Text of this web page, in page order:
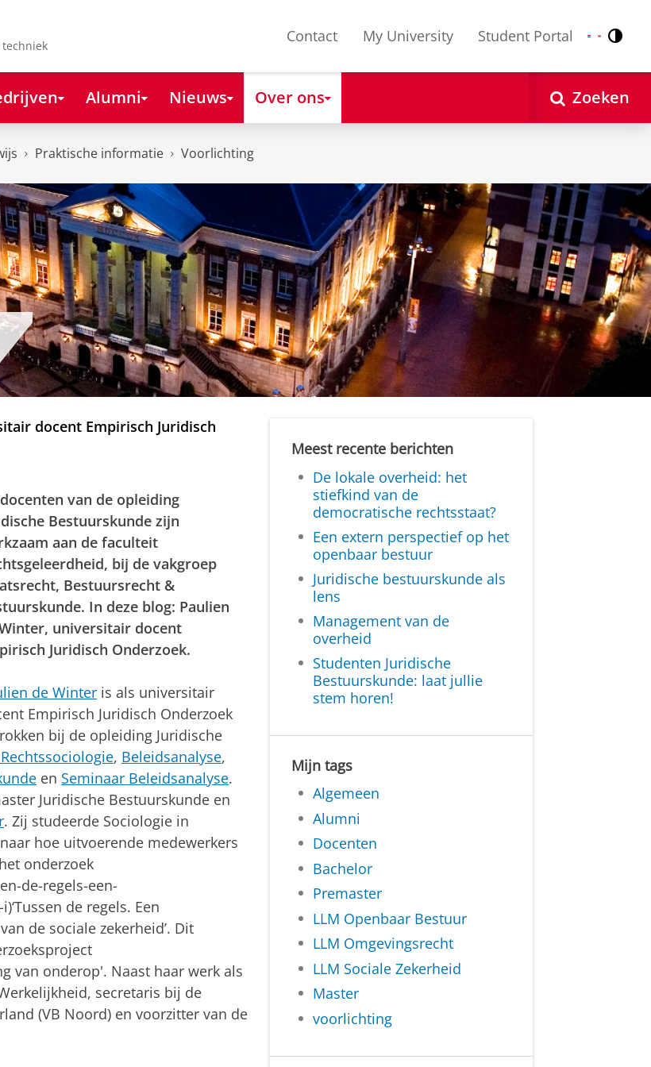
Contact My University Student Portal Nederlands
English
Alumni Nieuws Over ons Zoeken
Praktische informatie Voorlichting
docent Empirisch Juridisch
van de opleiding
Bestuurskunde zijn
aan de faculteit
bij de vakgroep
Bestuursrecht &
In deze blog: Paulien
universitair docent
Juridisch Onderzoek.
de Winter is als universitair
Empirisch Juridisch Onderzoek
bij de opleiding Juridische
, Beleidsanalyse,
en Seminaar Beleidsanalyse.
Juridische Bestuurskunde en
. Zij studeerde Sociologie in
hoe uitvoerende medewerkers
onderzoek
de-regels-een-
de regels. Een
de sociale zekerheid’. Dit
van onderop'. Naast haar werk als
secretaris bij de
(VB Noord) en voorzitter van de
Meest recente berichten
De lokale overheid: het
stiefkind van de
democratische rechtsstaat?
Een extern perspectief op het
openbaar bestuur
Juridische bestuurskunde als
lens
Management van de
overheid
Studenten Juridische
Bestuurskunde: laat jullie
stem horen!
Mijn tags
Algemeen
Alumni
Docenten
Bachelor
Premaster
LLM Openbaar Bestuur
LLM Omgevingsrecht
LLM Sociale Zekerheid
Master
voorlichting